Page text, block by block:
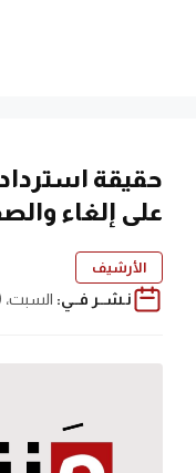
حقيقة
على إلغاء
الأرشيف
نـشــر فــي: السبت، 20 يونيو 2020 | 10:28 م